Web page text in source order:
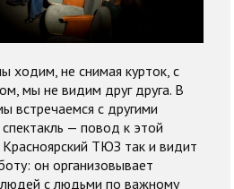
ходим, не снимая курток, с
мы не видим друг друга. В
встречаемся с другими
— повод к этой
Красноярский ТЮЗ так и видит
он организовывает
людей с людьми по важному